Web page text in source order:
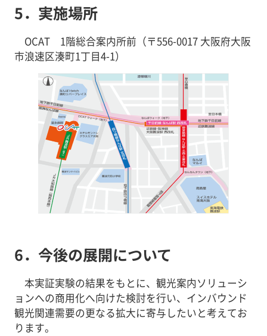
5．実施場所
OCAT 1階総合案内所前（〒556-0017 大阪府大阪
市浪速区湊町1丁目4-1）
6．今後の展開について
本実証実験の結果をもとに、観光案内ソリューシ
ョンへの商用化へ向けた検討を行い、インバウンド
観光関連需要の更なる拡大に寄与したいと考えてお
ります。